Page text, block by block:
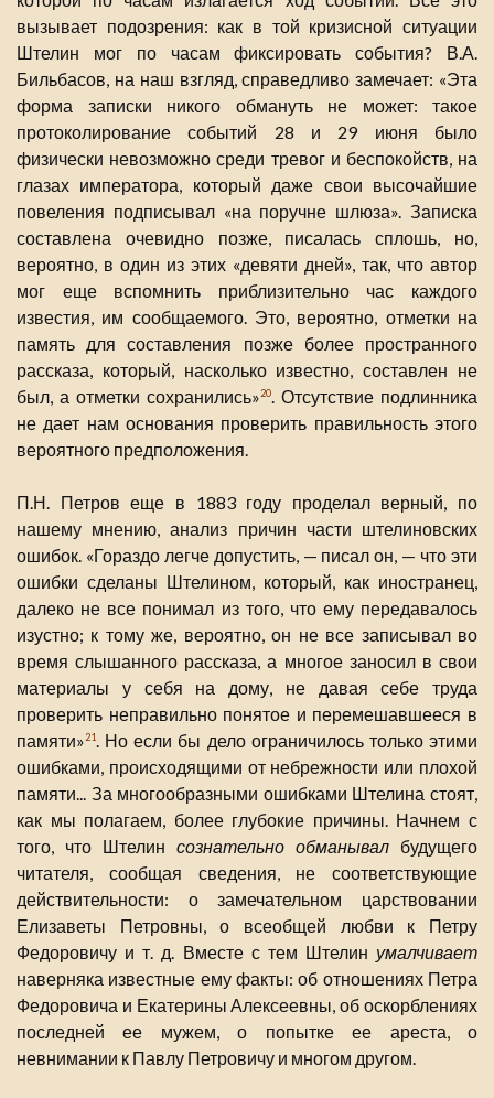
вызывает подозрения: как в той кризисной ситуации
Штелин мог по часам фиксировать события? В.А.
Бильбасов, на наш взгляд, справедливо замечает: «Эта
форма записки никого обмануть не может: такое
протоколирование событий 28 и 29 июня было
физически невозможно среди тревог и беспокойств, на
глазах императора, который даже свои высочайшие
повеления подписывал «на поручне шлюза». Записка
составлена очевидно позже, писалась сплошь, но,
вероятно, в один из этих «девяти дней», так, что автор
мог еще вспомнить приблизительно час каждого
известия, им сообщаемого. Это, вероятно, отметки на
память для составления позже более пространного
рассказа, который, насколько известно, составлен не
был, а отметки сохранились»20. Отсутствие подлинника
не дает нам основания проверить правильность этого
вероятного предположения.
П.Н. Петров еще в 1883 году проделал верный, по
нашему мнению, анализ причин части штелиновских
ошибок. «Гораздо легче допустить, — писал он, — что эти
ошибки сделаны Штелином, который, как иностранец,
далеко не все понимал из того, что ему передавалось
изустно; к тому же, вероятно, он не все записывал во
время слышанного рассказа, а многое заносил в свои
материалы у себя на дому, не давая себе труда
проверить неправильно понятое и перемешавшееся в
памяти»21. Но если бы дело ограничилось только этими
ошибками, происходящими от небрежности или плохой
памяти... За многообразными ошибками Штелина стоят,
как мы полагаем, более глубокие причины. Начнем с
того, что Штелин сознательно обманывал будущего
читателя, сообщая сведения, не соответствующие
действительности: о замечательном царствовании
Елизаветы Петровны, о всеобщей любви к Петру
Федоровичу и т. д. Вместе с тем Штелин умалчивает
наверняка известные ему факты: об отношениях Петра
Федоровича и Екатерины Алексеевны, об оскорблениях
последней ее мужем, о попытке ее ареста, о
невнимании к Павлу Петровичу и многом другом.